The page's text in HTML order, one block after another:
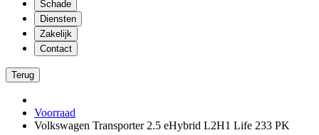
Schade
Diensten
Zakelijk
Contact
Terug
Voorraad
Volkswagen Transporter 2.5 eHybrid L2H1 Life 233 PK